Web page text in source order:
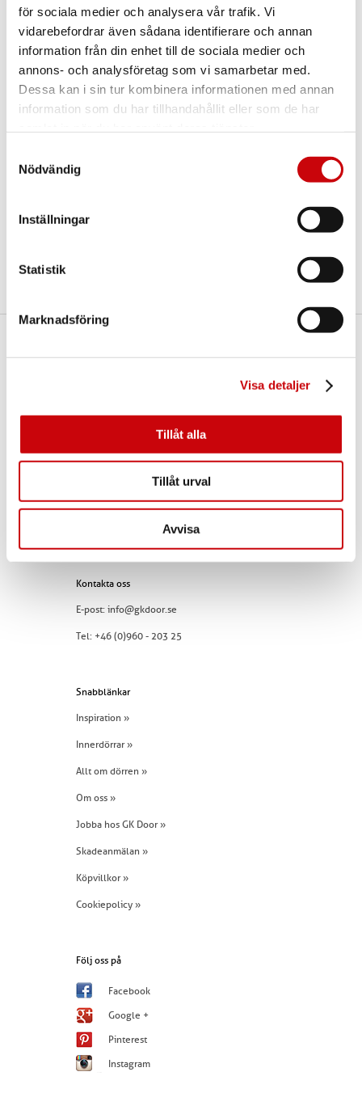
för sociala medier och analysera vår trafik. Vi
vidarebefordrar även sådana identifierare och annan
information från din enhet till de sociala medier och
annons- och analysföretag som vi samarbetar med.
Dessa kan i sin tur kombinera informationen med annan
information som du har tillhandahållit eller som de har
Nödvändig
Inställningar
Statistik
Marknadsföring
Visa detaljer
Tillåt alla
Tillåt urval
Avvisa
Dela
Fler varianter
Tor 3 Ek
Kontakta oss
E-post:info@gkdoor.se
Tel: +46 (0)960 - 203 25
Snabblänkar
Inspiration »
Innerdörrar »
Allt om dörren »
Om oss »
Jobba hos GK Door »
Skadeanmälan »
Köpvillkor »
Cookiepolicy »
Följ oss på
Facebook
Google +
Pinterest
Instagram